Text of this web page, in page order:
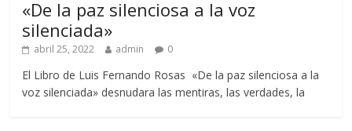
«De la paz silenciosa a la voz
silenciada»
abril 25, 2022 admin 0
El Libro de Luis Fernando Rosas «De la paz silenciosa a la
voz silenciada» desnudara las mentiras, las verdades, la